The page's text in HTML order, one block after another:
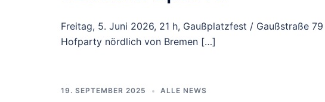
Freitag, 5. Juni 2026, 21 h, Gaußplatzfest / Gaußstraße
Hofparty nördlich von Bremen […]
19. SEPTEMBER 2025 ALLE NEWS